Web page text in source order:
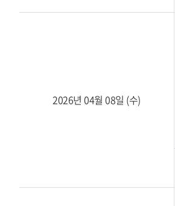
2026년 04월 08일 (수)